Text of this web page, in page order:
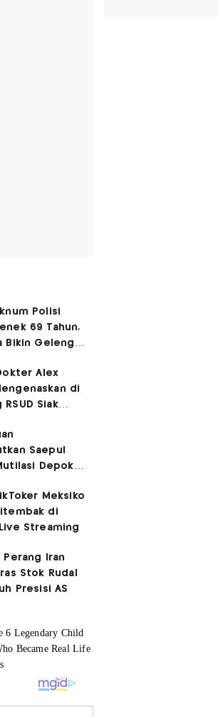
Polisi
69 Tahun,
Bikin Geleng
Alex
di
RSUD Siak
Saepul
Depok:
KontrakanMeksiko
di
Streaming
Perang Iran
Stok Rudal
Presisi AS